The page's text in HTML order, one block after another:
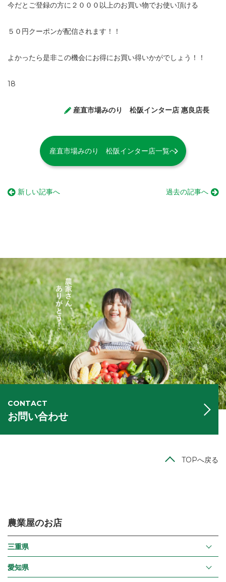
今だとご登録の方に２０００以上のお買い物でお使い頂ける
５０円クーポンが配信されます！！
よかったら是非この機会にお得にお買い得いかがでしょう！！
18
産直市場みのり 松阪インター店 惠良店長
産直市場みのり 松阪インター店一覧へ
新しい記事へ 過去の記事へ
CONTACT
お問い合わせ
TOPへ戻る
農業屋のお店
三重県
愛知県